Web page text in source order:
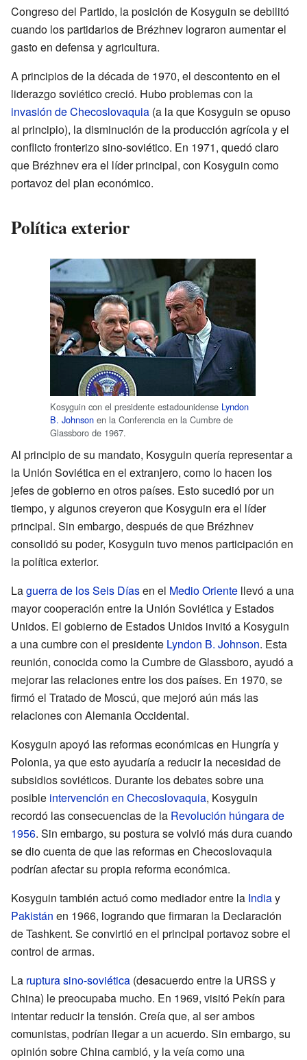
Congreso del Partido, la posición de Kosyguin se debilitó
cuando los partidarios de Brézhnev lograron aumentar el
gasto en defensa y agricultura.
A principios de la década de 1970, el descontento en el
liderazgo soviético creció. Hubo problemas con la
invasión de Checoslovaquia (a la que Kosyguin se opuso
al principio), la disminución de la producción agrícola y el
conflicto fronterizo sino-soviético. En 1971, quedó claro
que Brézhnev era el líder principal, con Kosyguin como
portavoz del plan económico.
Política exterior
Kosyguin con el presidente estadounidense Lyndon
B. Johnson en la Conferencia en la Cumbre de
Glassboro de 1967.
Al principio de su mandato, Kosyguin quería representar a
la Unión Soviética en el extranjero, como lo hacen los
jefes de gobierno en otros países. Esto sucedió por un
tiempo, y algunos creyeron que Kosyguin era el líder
principal. Sin embargo, después de que Brézhnev
consolidó su poder, Kosyguin tuvo menos participación en
la política exterior.
Laguerra de los Seis Díasen el Medio Oriente llevó a una
mayor cooperación entre la Unión Soviética y Estados
Unidos. El gobierno de Estados Unidos invitó a Kosyguin
a una cumbre con el presidente Lyndon B. Johnson. Esta
reunión, conocida como la Cumbre de Glassboro, ayudó a
mejorar las relaciones entre los dos países. En 1970, se
firmó el Tratado de Moscú, que mejoró aún más las
relaciones con Alemania Occidental.
Kosyguin apoyó las reformas económicas en Hungría y
Polonia, ya que esto ayudaría a reducir la necesidad de
subsidios soviéticos. Durante los debates sobre una
posible intervención en Checoslovaquia, Kosyguin
recordó las consecuencias de la Revolución húngara de
1956. Sin embargo, su postura se volvió más dura cuando
se dio cuenta de que las reformas en Checoslovaquia
podrían afectar su propia reforma económica.
Kosyguin también actuó como mediador entre la Indiay
Pakistán en 1966, logrando que firmaran la Declaración
de Tashkent. Se convirtió en el principal portavoz sobre el
control de armas.
La ruptura sino-soviética (desacuerdo entre la URSS y
China) le preocupaba mucho. En 1969, visitó Pekín para
intentar reducir la tensión. Creía que, al ser ambos
comunistas, podrían llegar a un acuerdo. Sin embargo, su
opinión sobre China cambió, y la veía como una